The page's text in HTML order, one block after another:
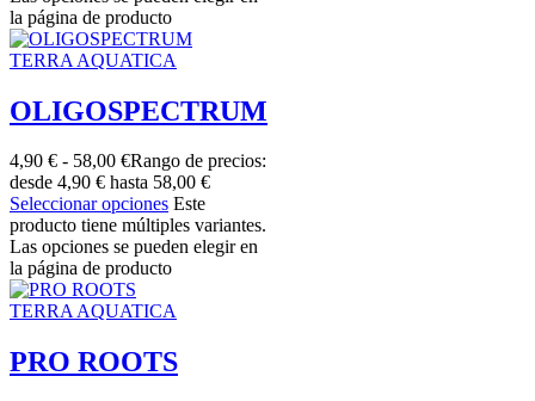
la página de producto
TERRA AQUATICA
OLIGOSPECTRUM
4,90 € - 58,00 €Rango de precios:
desde 4,90 € hasta 58,00 €
Seleccionar opciones Este
producto tiene múltiples variantes.
Las opciones se pueden elegir en
la página de producto
TERRA AQUATICA
PRO ROOTS